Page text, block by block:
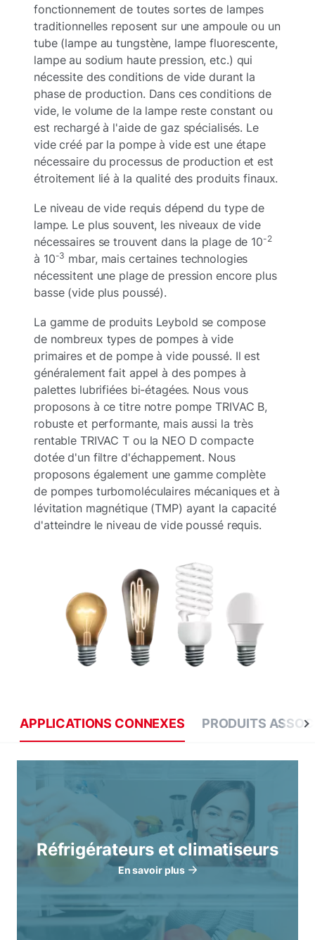
fonctionnement de toutes sortes de lampes
traditionnelles reposent sur une ampoule ou un
tube (lampe au tungstène, lampe fluorescente,
lampe au sodium haute pression, etc.) qui
nécessite des conditions de vide durant la
phase de production. Dans ces conditions de
vide, le volume de la lampe reste constant ou
est rechargé à l'aide de gaz spécialisés. Le
vide créé par la pompe à vide est une étape
nécessaire du processus de production et est
étroitement lié à la qualité des produits finaux.
Le niveau de vide requis dépend du type de
lampe. Le plus souvent, les niveaux de vide
nécessaires se trouvent dans la plage de 10-2
à 10-3 mbar, mais certaines technologies
nécessitent une plage de pression encore plus
basse (vide plus poussé).
La gamme de produits Leybold se compose
de nombreux types de pompes à vide
primaires et de pompe à vide poussé. Il est
généralement fait appel à des pompes à
palettes lubrifiées bi-étagées. Nous vous
proposons à ce titre notre pompe TRIVAC B,
robuste et performante, mais aussi la très
rentable TRIVAC T ou la NEO D compacte
dotée d'un filtre d'échappement. Nous
proposons également une gamme complète
de pompes turbomoléculaires mécaniques et à
lévitation magnétique (TMP) ayant la capacité
d'atteindre le niveau de vide poussé requis.
APPLICATIONS CONNEXES PRODUITS
Réfrigérateurs et climatiseurs
En savoir plus